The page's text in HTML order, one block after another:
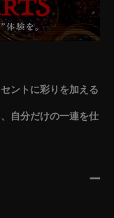
ントに彩りを加える
自分だけの一連を仕